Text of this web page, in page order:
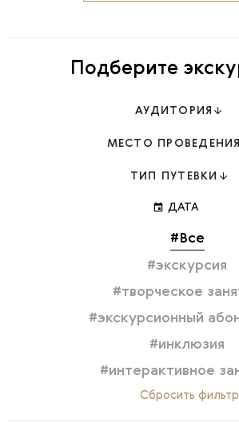
Подберите
АУДИТОРИЯ
МЕСТО ПРОВЕДЕНИЯ
ТИП ПУТЕВКИ
event ДАТА
#Все
#экскурсия
#творческое
#экскурсионный
#инклюзия
#интерактивное
Сбросить фильтр